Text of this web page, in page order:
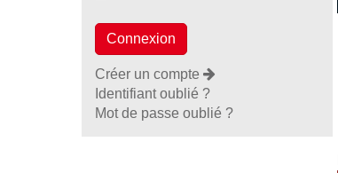
Créer un compte
Identifiant oublié ?
Mot de passe oublié ?